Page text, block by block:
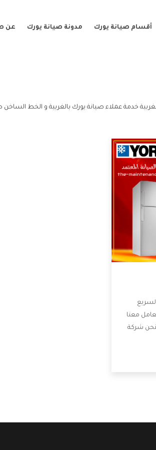
أقسام صيانة يورك مدونة صيانة يورك عن
خدمة عملاء صيانة يورك بالغربية و الخط الساخن
معنا
شركة
خدمة